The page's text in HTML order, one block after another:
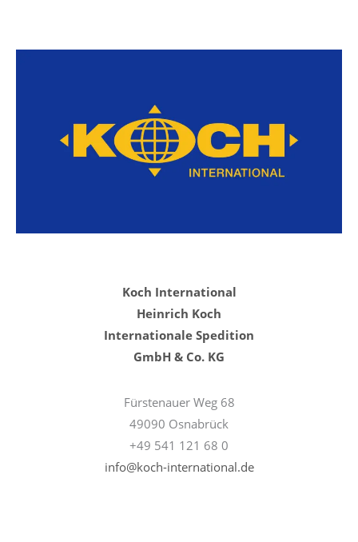
Koch International
Heinrich Koch
Internationale Spedition
GmbH & Co. KG
Fürstenauer Weg 68
49090 Osnabrück
+49 541 121 68 0
info@koch-international.de